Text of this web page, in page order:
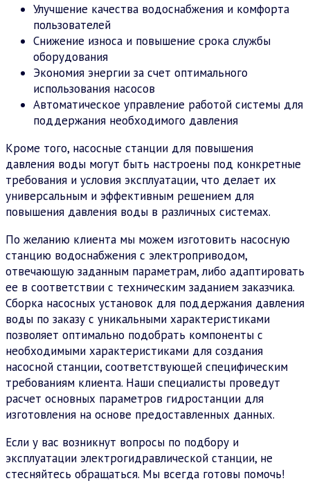
Улучшение качества водоснабжения и комфорта
пользователей
Снижение износа и повышение срока службы
оборудования
Экономия энергии за счет оптимального
использования насосов
Автоматическое управление работой системы для
поддержания необходимого давления
Кроме того, насосные станции для повышения
давления воды могут быть настроены под конкретные
требования и условия эксплуатации, что делает их
универсальным и эффективным решением для
повышения давления воды в различных системах.
По желанию клиента мы можем изготовить насосную
станцию водоснабжения с электроприводом,
отвечающую заданным параметрам, либо адаптировать
ее в соответствии с техническим заданием заказчика.
Сборка насосных установок для поддержания давления
воды по заказу с уникальными характеристиками
позволяет оптимально подобрать компоненты с
необходимыми характеристиками для создания
насосной станции, соответствующей специфическим
требованиям клиента. Наши специалисты проведут
расчет основных параметров гидростанции для
изготовления на основе предоставленных данных.
Если у вас возникнут вопросы по подбору и
эксплуатации электрогидравлической станции, не
стесняйтесь обращаться. Мы всегда готовы помочь!